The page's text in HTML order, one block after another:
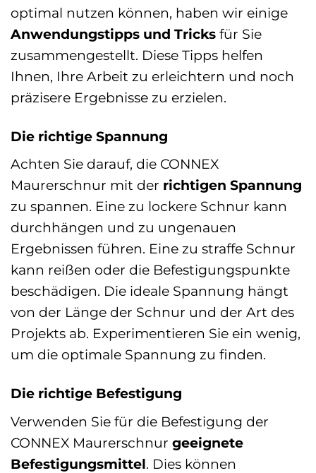
optimal nutzen können, haben wir einige
Anwendungstipps und Tricks für Sie
zusammengestellt. Diese Tipps helfen
Ihnen, Ihre Arbeit zu erleichtern und noch
präzisere Ergebnisse zu erzielen.
Die richtige Spannung
Achten Sie darauf, die CONNEX
Maurerschnur mit der richtigen Spannung
zu spannen. Eine zu lockere Schnur kann
durchhängen und zu ungenauen
Ergebnissen führen. Eine zu straffe Schnur
kann reißen oder die Befestigungspunkte
beschädigen. Die ideale Spannung hängt
von der Länge der Schnur und der Art des
Projekts ab. Experimentieren Sie ein wenig,
um die optimale Spannung zu finden.
Die richtige Befestigung
Verwenden Sie für die Befestigung der
CONNEX Maurerschnur geeignete
Befestigungsmittel. Dies können